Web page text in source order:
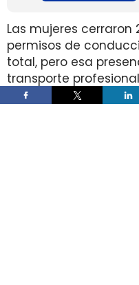
Las mujeres cerraron
permisos de
total, pero esa
transporte
representan el 2%